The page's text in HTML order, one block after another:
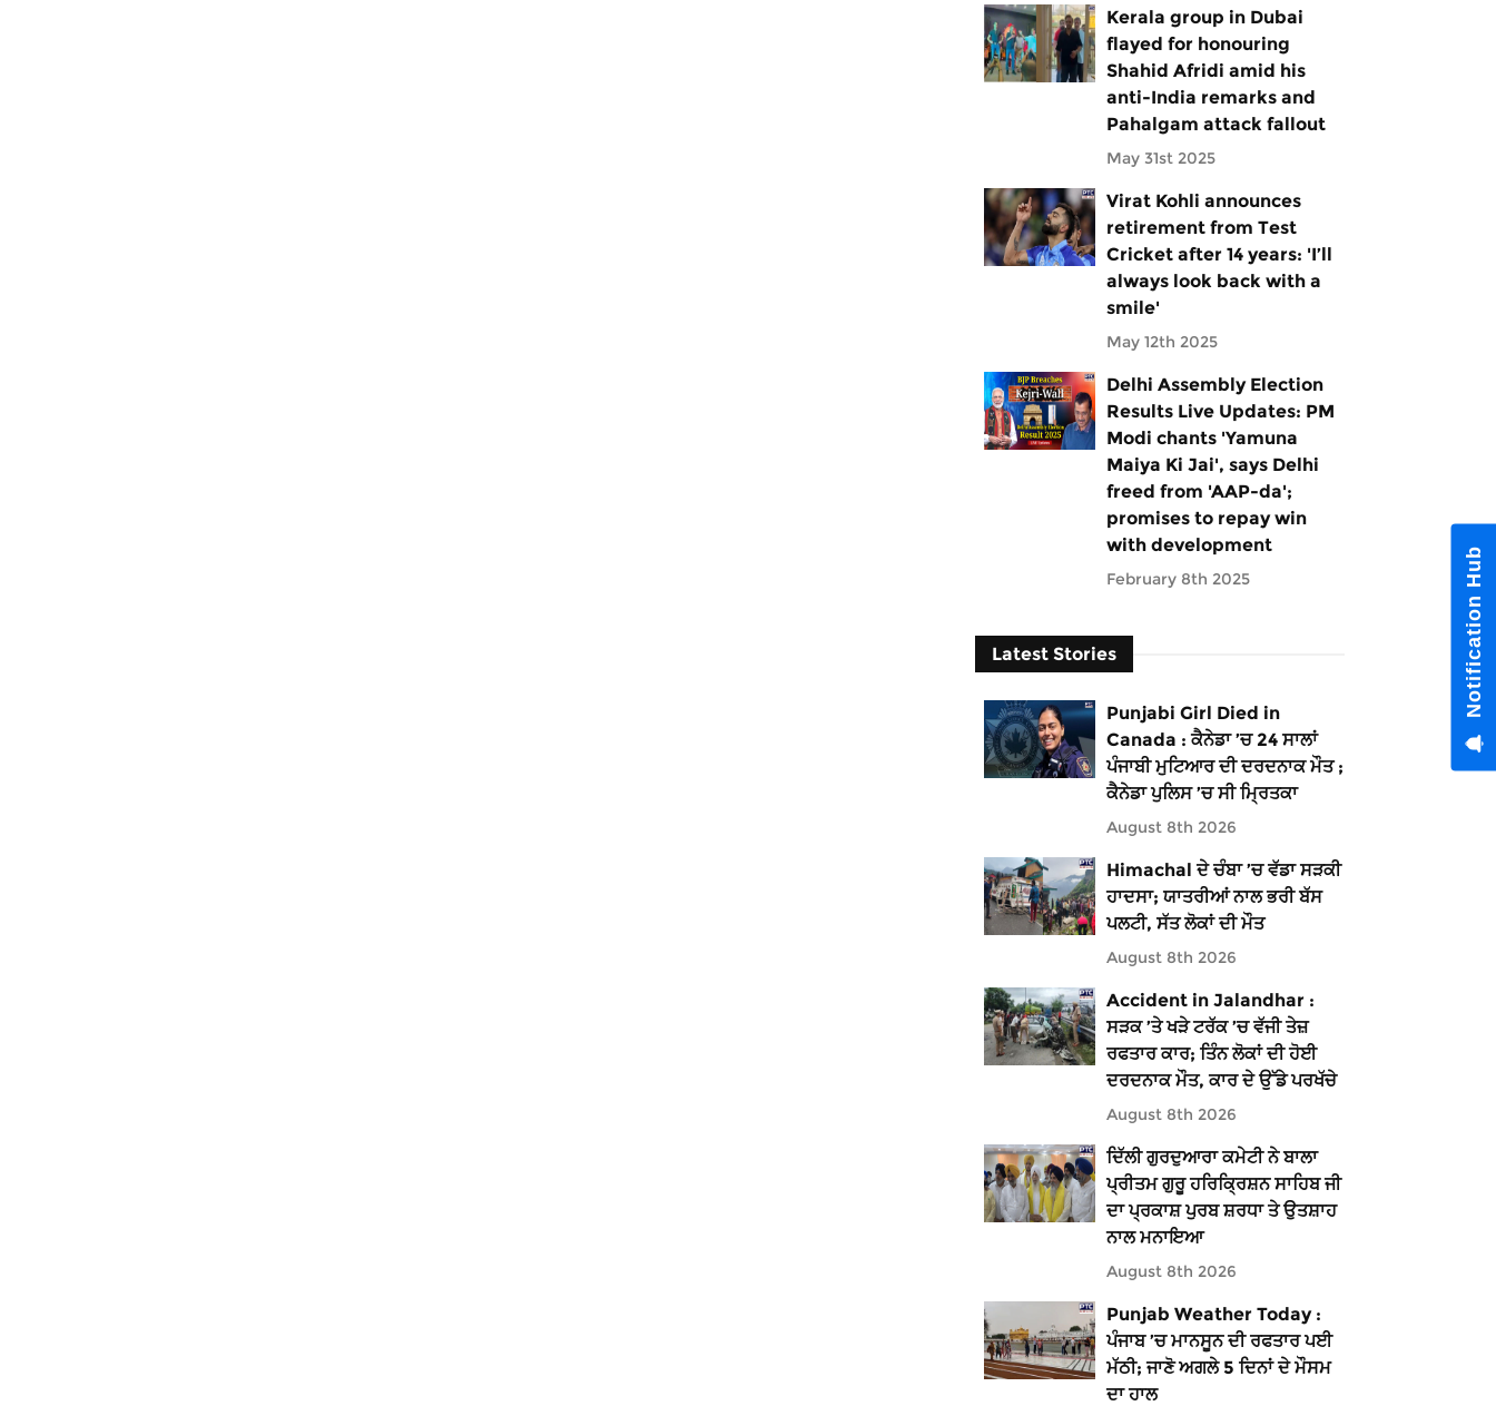
Kerala group in Dubai
flayed for honouring
Shahid Afridi amid his
anti-India remarks and
Pahalgam attack fallout
May 31st 2025
Virat Kohli announces
retirement from Test
Cricket after 14 years: 'I’ll
always look back with a
smile'
May 12th 2025
Delhi Assembly Election
Results Live Updates: PM
Modi chants 'Yamuna
Maiya Ki Jai', says Delhi
freed from 'AAP-da';
promises to repay win
with development
February 8th 2025
Latest Stories
Punjabi Girl Died in
Canada : ਕੈਨੇਡਾ ’ਚ 24 ਸਾਲਾਂ
ਪੰਜਾਬੀ ਮੁਟਿਆਰ ਦੀ ਦਰਦਨਾਕ ਮੌਤ ;
ਕੈਨੇਡਾ ਪੁਲਿਸ ’ਚ ਸੀ ਮ੍ਰਿਤਕਾ
August 8th 2026
Himachal ਦੇ ਚੰਬਾ ’ਚ ਵੱਡਾ ਸੜਕੀ
ਹਾਦਸਾ; ਯਾਤਰੀਆਂ ਨਾਲ ਭਰੀ ਬੱਸ
ਪਲਟੀ, ਸੱਤ ਲੋਕਾਂ ਦੀ ਮੌਤ
August 8th 2026
Accident in Jalandhar :
ਸੜਕ ’ਤੇ ਖੜੇ ਟਰੱਕ ’ਚ ਵੱਜੀ ਤੇਜ਼
ਰਫਤਾਰ ਕਾਰ; ਤਿੰਨ ਲੋਕਾਂ ਦੀ ਹੋਈ
ਦਰਦਨਾਕ ਮੌਤ, ਕਾਰ ਦੇ ਉੱਡੇ ਪਰਖੱਚੇ
August 8th 2026
ਦਿੱਲੀ ਗੁਰਦੁਆਰਾ ਕਮੇਟੀ ਨੇ ਬਾਲਾ
ਪ੍ਰੀਤਮ ਗੁਰੂ ਹਰਿਕ੍ਰਿਸ਼ਨ ਸਾਹਿਬ ਜੀ
ਦਾ ਪ੍ਰਕਾਸ਼ ਪੁਰਬ ਸ਼ਰਧਾ ਤੇ ਉਤਸ਼ਾਹ
ਨਾਲ ਮਨਾਇਆ
August 8th 2026
Punjab Weather Today :
ਪੰਜਾਬ ’ਚ ਮਾਨਸੂਨ ਦੀ ਰਫਤਾਰ ਪਈ
ਮੱਠੀ; ਜਾਣੋ ਅਗਲੇ 5 ਦਿਨਾਂ ਦੇ ਮੌਸਮ
ਦਾ ਹਾਲ
Notification Hub